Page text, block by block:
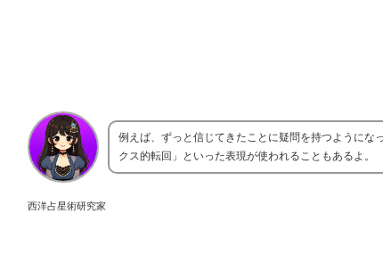
西洋占星術研究家
例えば、ずっと信じてきたことに疑問を持つようにな
クス的転回」といった表現が使われることもあるよ。